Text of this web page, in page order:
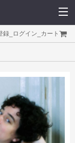
録 ログイン カート